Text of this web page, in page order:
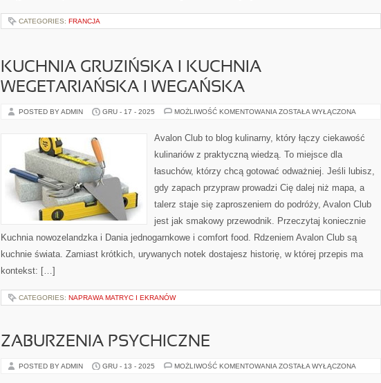
CATEGORIES: FRANCJA
KUCHNIA GRUZIŃSKA I KUCHNIA
WEGETARIAŃSKA I WEGAŃSKA
POSTED BY ADMIN GRU - 17 - 2025 MOŻLIWOŚĆ KOMENTOWANIA KUCHNIA
KUCHNIA
WEGETARIAŃSKA
WEGAŃSKA
ZOSTAŁA WYŁĄCZONA
Avalon Club to blog kulinarny, który łączy ciekawość
kulinariów z praktyczną wiedzą. To miejsce dla
łasuchów, którzy chcą gotować odważniej. Jeśli lubisz,
gdy zapach przypraw prowadzi Cię dalej niż mapa, a
talerz staje się zaproszeniem do podróży, Avalon Club
jest jak smakowy przewodnik. Przeczytaj koniecznie
Kuchnia nowozelandzka i Dania jednogarnkowe i comfort food. Rdzeniem Avalon Club są
kuchnie świata. Zamiast krótkich, urywanych notek dostajesz historię, w której przepis ma
kontekst: […]
CATEGORIES: NAPRAWA MATRYC I EKRANÓW
ZABURZENIA PSYCHICZNE
POSTED BY ADMIN GRU - 13 - 2025 MOŻLIWOŚĆ KOMENTOWANIA ZABURZENIA
ZOSTAŁA WYŁĄCZONA